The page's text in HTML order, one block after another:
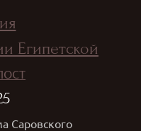
Египетской
Саровского